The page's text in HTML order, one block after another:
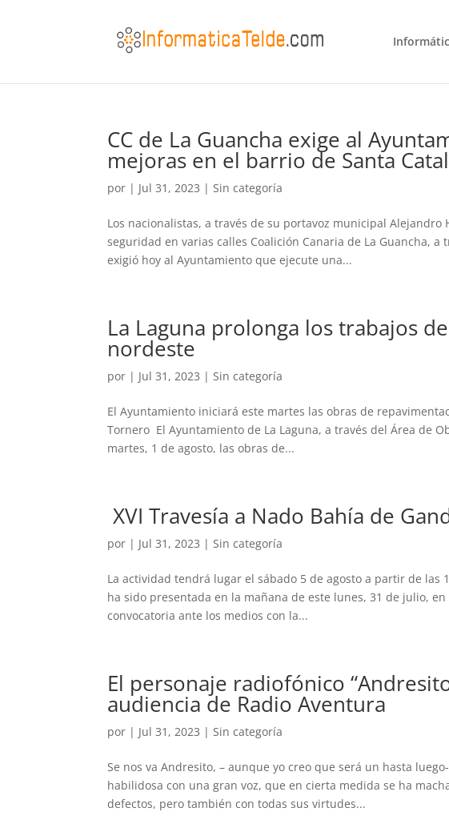
CC de La Guancha exige al
mejoras en el barrio de Santa
por | Jul 31, 2023 |Sin categoría
Los nacionalistas, a través de su portavoz municipal
seguridad en varias calles Coalición Canaria de La Guancha,
exigió hoy al Ayuntamiento que ejecute una...
La Laguna prolonga los trabajos
nordeste
por | Jul 31, 2023 |Sin categoría
El Ayuntamiento iniciará este martes las obras de
Tornero El Ayuntamiento de La Laguna, a través del Área de
martes, 1 de agosto, las obras de...
XVI Travesía a Nado Bahía de
por | Jul 31, 2023 |Sin categoría
La actividad tendrá lugar el sábado 5 de agosto a partir de las
ha sido presentada en la mañana de este lunes, 31 de julio,
convocatoria ante los medios con la...
El personaje radiofónico
audiencia de Radio Aventura
por | Jul 31, 2023 |Sin categoría
Se nos va Andresito, – aunque yo creo que será un hasta
habilidosa con una gran voz, que en cierta medida se ha
defectos, pero también con todas sus virtudes...